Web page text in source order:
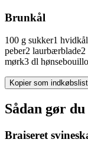
Brunkål
100 g sukker1 hvidkål
peber2 laurbærblade2
mørk3 dl
Kopier som
Sådan gør du
Braiseret